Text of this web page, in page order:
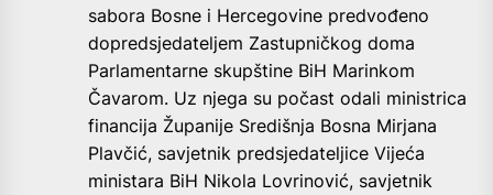
sabora Bosne i Hercegovine predvođeno
dopredsjedateljem Zastupničkog doma
Parlamentarne skupštine BiH Marinkom
Čavarom. Uz njega su počast odali ministrica
financija Županije Središnja Bosna Mirjana
Plavčić, savjetnik predsjedateljice Vijeća
ministara BiH Nikola Lovrinović, savjetnik